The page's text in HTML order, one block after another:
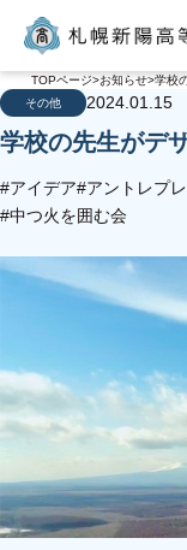
TOPページ お知らせ 学校
その他
2024.01.15
学校の先生がデ
#アイデア#アントレプ
#中つ火を囲む会